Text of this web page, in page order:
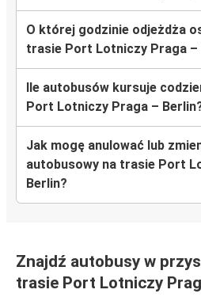
O której godzinie odjeżdża
trasie Port Lotniczy Praga –
Ile autobusów kursuje
Port Lotniczy Praga –
Jak mogę anulować lub
autobusowy na trasie Port
Berlin?
Znajdź autobusy w
trasie Port Lotniczy